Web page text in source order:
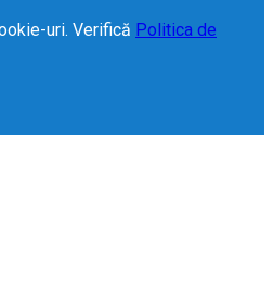
uri. Verifică Politica de